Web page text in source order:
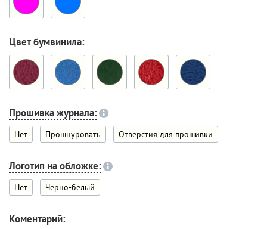
Цвет бумвинила:
Прошивка журнала:
Нет Прошнуровать Отверстия для прошивки
Логотип на обложке:
Нет Черно-белый
Коментарий: